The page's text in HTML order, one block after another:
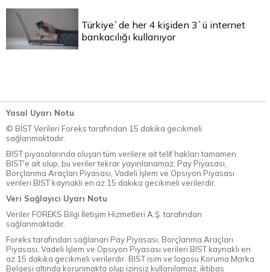
Türkiye`de her 4 kişiden 3`ü internet
bankacılığı kullanıyor
Yasal Uyarı Notu
© BİST Verileri Foreks tarafından 15 dakika gecikmeli
sağlanmaktadır.
BIST piyasalarında oluşan tüm verilere ait telif hakları tamamen
BIST'e ait olup, bu veriler tekrar yayınlanamaz. Pay Piyasası,
Borçlanma Araçları Piyasası, Vadeli İşlem ve Opsiyon Piyasası
verileri BIST kaynaklı en az 15 dakika gecikmeli verilerdir.
Veri Sağlayıcı Uyarı Notu
Veriler FOREKS Bilgi İletişim Hizmetleri A.Ş. tarafından
sağlanmaktadır.
Foreks tarafından sağlanan Pay Piyasası, Borçlanma Araçları
Piyasası, Vadeli İşlem ve Opsiyon Piyasası verileri BIST kaynaklı en
az 15 dakika gecikmeli verilerdir. BIST isim ve logosu Koruma Marka
Belgesi altında korunmakta olup izinsiz kullanılamaz, iktibas